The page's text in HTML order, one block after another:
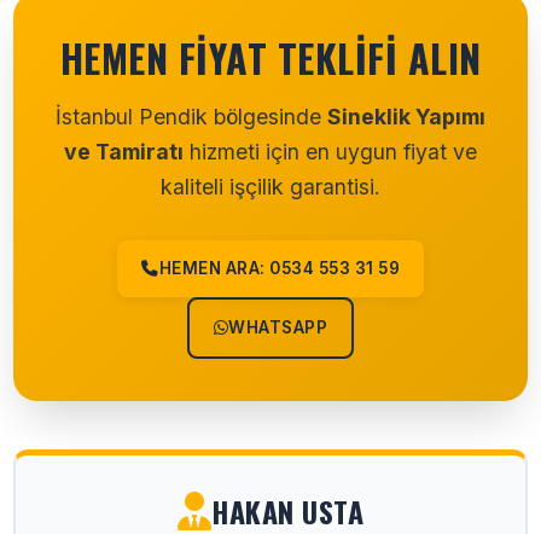
HEMEN FIYAT TEKLIFI ALIN
İstanbul Pendik bölgesinde Sineklik Yapımı
ve Tamiratı hizmeti için en uygun fiyat ve
kaliteli işçilik garantisi.
HEMEN ARA: 0534 553 31 59
WHATSAPP
HAKAN USTA